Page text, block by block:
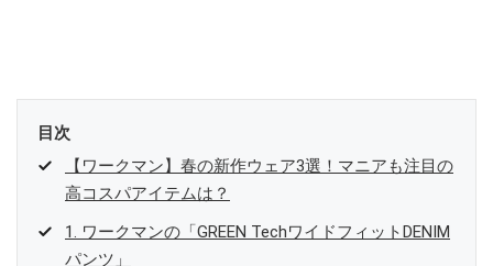
目次
【ワークマン】春の新作ウェア3選！マニアも注目の
高コスパアイテムは？
1. ワークマンの「GREEN TechワイドフィットDENIM
パンツ」